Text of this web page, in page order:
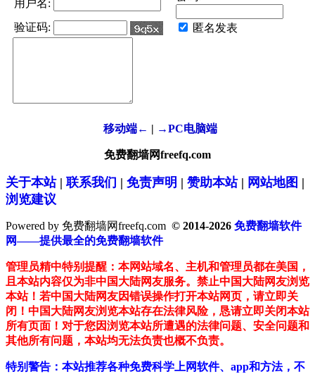
用户名:
验证码: 匿名发表
移动端← | →PC电脑端
免费翻墙网freefq.com
关于本站| 联系我们 | 免责声明 | 赞助本站| 网站地图 |
浏览建议
Powered by 免费翻墙网freefq.com © 2014-2026 免费翻墙软件
网——提供最全的免费翻墙软件
管理员精中特别提醒：本网站域名、主机和管理员都在美国，
且本站内容仅为非中国大陆网友服务。禁止中国大陆网友浏览
本站！若中国大陆网友因错误操作打开本站网页，请立即关
闭！中国大陆网友浏览本站存在法律风险，恳请立即关闭本站
所有页面！对于您因浏览本站所遭遇的法律问题、安全问题和
其他所有问题，本站均无法负责也概不负责。
特别警告：本站推荐各种免费科学上网软件、app和方法，不